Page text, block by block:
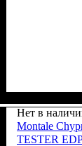
Нет в
Montale
TESTER